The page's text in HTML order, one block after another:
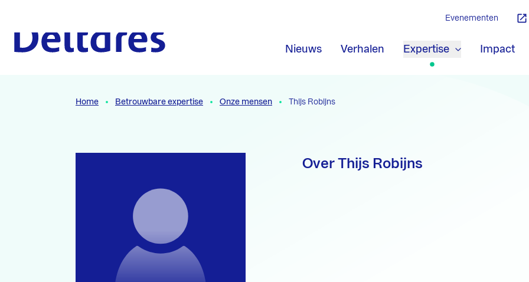
Nieuws Verhalen Expertise Impact
Evenementen
Home Betrouwbare expertise Onze mensen Thijs Robijns
Over Thijs Robijns